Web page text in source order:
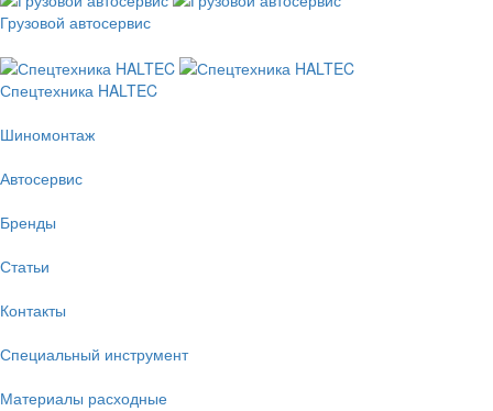
Грузовой автосервис
Спецтехника HALTEC
Шиномонтаж
Автосервис
Бренды
Статьи
Контакты
Специальный инструмент
Материалы расходные